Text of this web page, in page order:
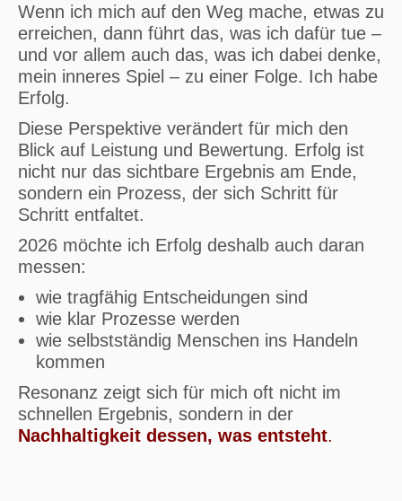
Wenn ich mich auf den Weg mache, etwas zu
erreichen, dann führt das, was ich dafür tue –
und vor allem auch das, was ich dabei denke,
mein inneres Spiel – zu einer Folge. Ich habe
Erfolg.
Diese Perspektive verändert für mich den
Blick auf Leistung und Bewertung. Erfolg ist
nicht nur das sichtbare Ergebnis am Ende,
sondern ein Prozess, der sich Schritt für
Schritt entfaltet.
2026 möchte ich Erfolg deshalb auch daran
messen:
wie tragfähig Entscheidungen sind
wie klar Prozesse werden
wie selbstständig Menschen ins Handeln
kommen
Resonanz zeigt sich für mich oft nicht im
schnellen Ergebnis, sondern in der
Nachhaltigkeit dessen, was entsteht.